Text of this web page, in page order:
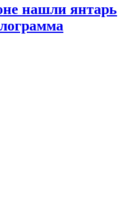
нашли янтарь